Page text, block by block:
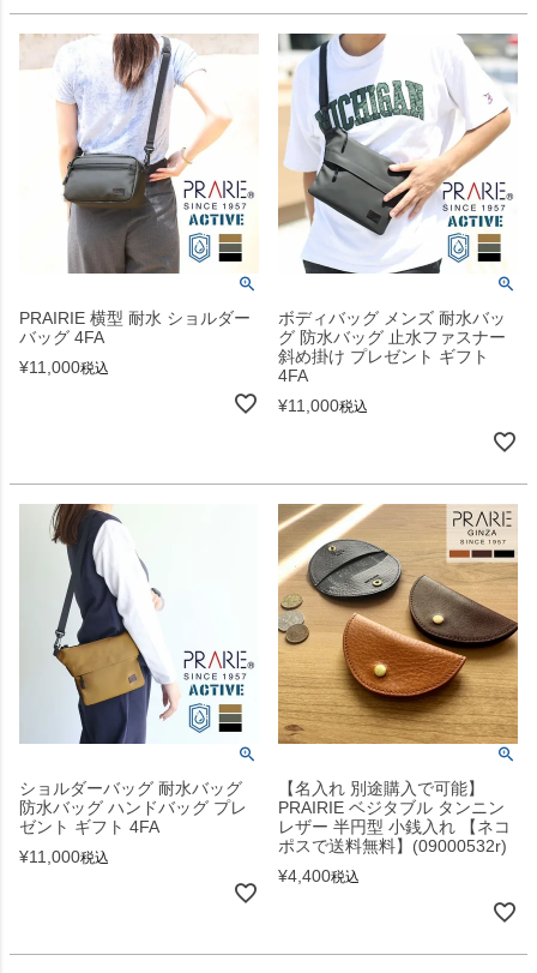
PRAIRIE 横型 耐水 ショルダー
バッグ 4FA
¥11,000税込
ボディバッグ メンズ 耐水バッ
グ 防水バッグ 止水ファスナー
斜め掛け プレゼント ギフト
4FA
¥11,000税込
ショルダーバッグ 耐水バッグ
防水バッグ ハンドバッグ プレ
ゼント ギフト 4FA
¥11,000税込
【名入れ 別途購入で可能】
PRAIRIE ベジタブル タンニン
レザー 半円型 小銭入れ 【ネコ
ポスで送料無料】(09000532r)
¥4,400税込